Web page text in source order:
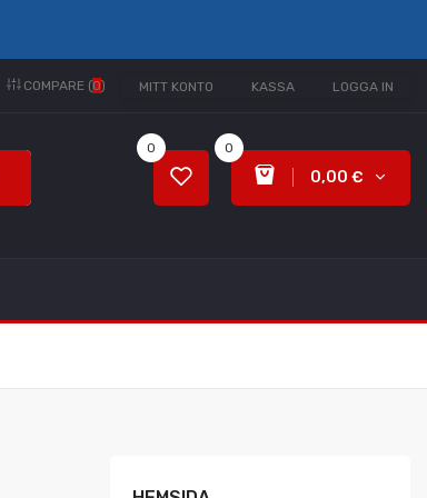
MITT KONTO KASSA LOGGA IN
COMPARE (0)
0
0,00 €
0